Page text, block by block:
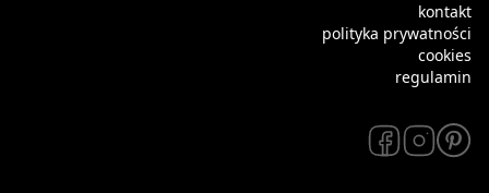
kontakt
polityka prywatności
cookies
regulamin